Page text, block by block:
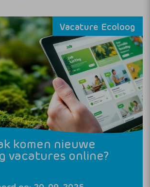
Vacature Ecoloog
komen nieuwe
vacatures online?